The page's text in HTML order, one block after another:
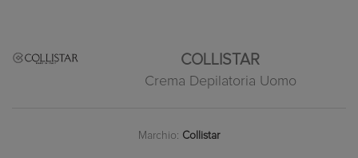
COLLISTAR
Crema Depilatoria Uomo
Marchio: Collistar